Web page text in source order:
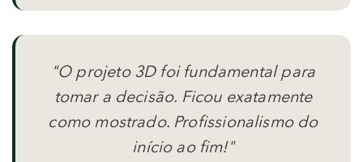
"O projeto 3D foi fundamental para
tomar a decisão. Ficou exatamente
como mostrado. Profissionalismo do
início ao fim!"